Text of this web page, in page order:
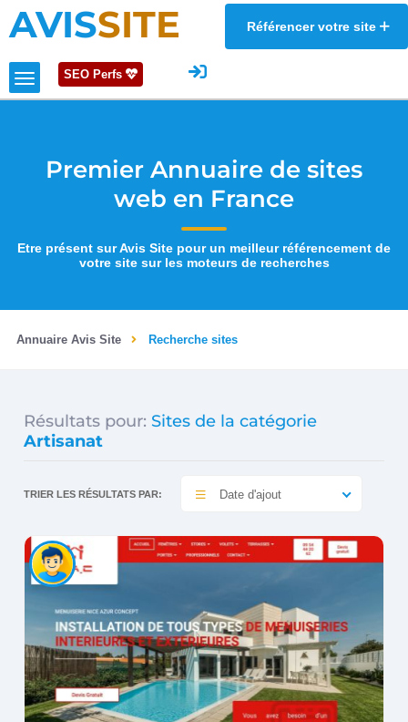
AVISSITE Référencer votre site
SEO Perfs
Premier Annuaire de sites
web en France
Etre présent sur Avis Site pour un meilleur référencement de
votre site sur les moteurs de recherches
Annuaire Avis Site Recherche sites
Résultats pour: Sites de la catégorie
Artisanat
TRIER LES RÉSULTATS PAR: Date d'ajout